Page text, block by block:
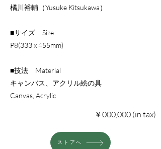
橘川裕輔（Yusuke Kitsukawa）
■サイズ Size
P8(333 x 455mm)
■技法 Material
キャンバス、アクリル絵の具
Canvas, Acrylic
￥000,000 (in tax)
ストアへ